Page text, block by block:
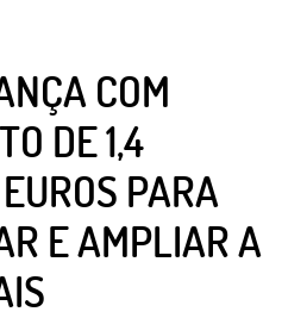
COM
DE 1,4
PARA
E AMPLIAR A